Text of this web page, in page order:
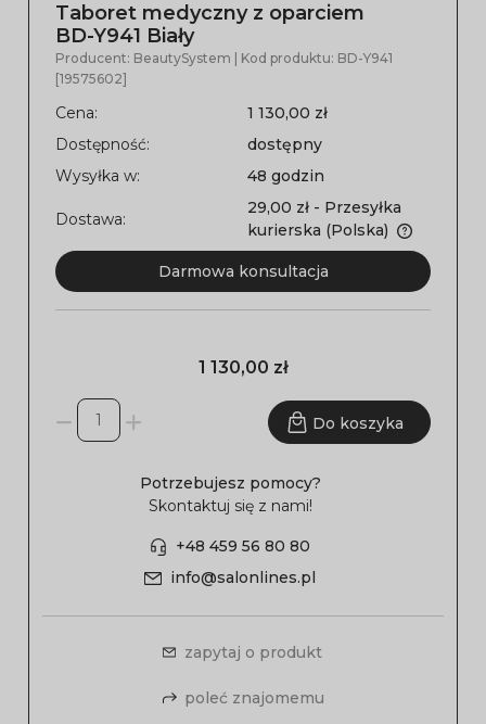
Taboret medyczny z oparciem
BD-Y941 Biały
Producent: BeautySystem | Kod produktu: BD-Y941
[19575602]
Cena:
1 130,00 zł
Dostępność:
dostępny
Wysyłka w:
48 godzin
Dostawa:
29,00 zł - Przesyłka
kurierska (Polska)
Darmowa konsultacja
1 130,00 zł
Do koszyka
Potrzebujesz pomocy?
Skontaktuj się z nami!
+48 459 56 80 80
info@salonlines.pl
zapytaj o produkt
poleć znajomemu